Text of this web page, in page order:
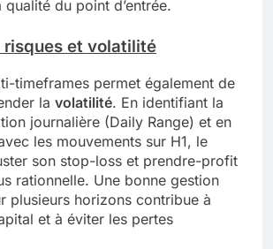
du point d’entrée.
risques et volatilité
timeframes permet également de
la volatilité. En identifiant la
journalière (Daily Range) et en
les mouvements sur H1, le
son stop-loss et prendre-profit
rationnelle. Une bonne gestion
plusieurs horizons contribue à
et à éviter les pertes